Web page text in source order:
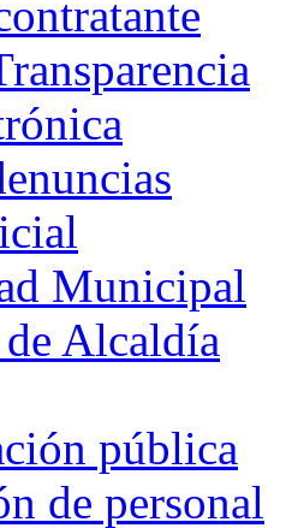
Municipal
Alcaldía
pública
de personal